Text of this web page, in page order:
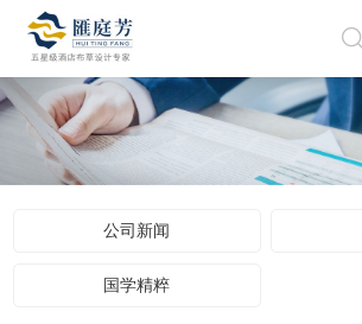
公司新闻
国学精粹